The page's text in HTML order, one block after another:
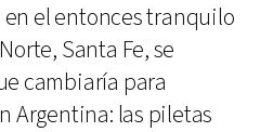
en el entonces tranquilo
Santa Fe, se
cambiaría para
Argentina: las piletas